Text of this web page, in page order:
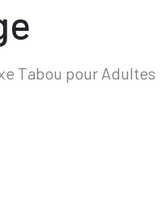
Tabou pour Adultes